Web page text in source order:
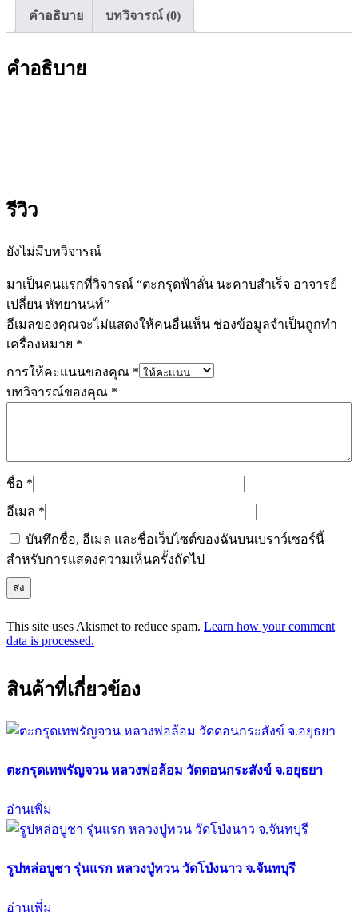
คำอธิบาย บทวิจารณ์ (0)
คำอธิบาย
รีวิว
ยังไม่มีบทวิจารณ์
มาเป็นคนแรกที่วิจารณ์ “ตะกรุดฟ้าลั่น นะคาบสำเร็จ อาจารย์
เปลี่ยน หัทยานนท์”
อีเมลของคุณจะไม่แสดงให้คนอื่นเห็น ช่องข้อมูลจำเป็นถูกทำ
เครื่องหมาย *
การให้คะแนนของคุณ *
บทวิจารณ์ของคุณ *
ชื่อ *
อีเมล *
บันทึกชื่อ, อีเมล และชื่อเว็บไซต์ของฉันบนเบราว์เซอร์นี้
สำหรับการแสดงความเห็นครั้งถัดไป
This site uses Akismet to reduce spam. Learn how your comment
data is processed.
สินค้าที่เกี่ยวข้อง
ตะกรุดเทพรัญจวน หลวงพ่อล้อม วัดดอนกระสังข์ จ.อยุธยา
อ่านเพิ่ม
รูปหล่อบูชา รุ่นแรก หลวงปู่ทวน วัดโป่งนาว จ.จันทบุรี
อ่านเพิ่ม